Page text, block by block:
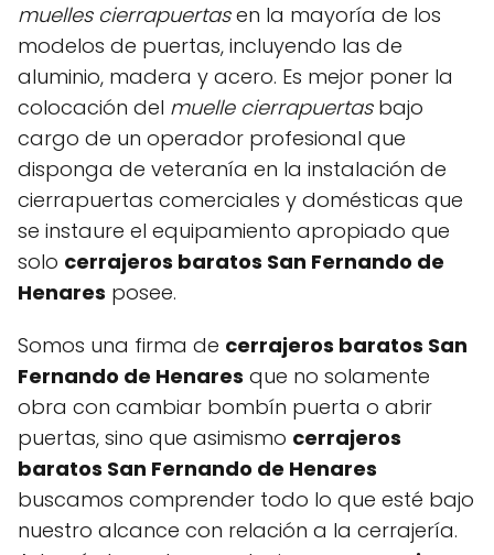
muelles cierrapuertasen la mayoría de los
modelos de puertas, incluyendo las de
aluminio, madera y acero. Es mejor poner la
colocación del muelle cierrapuertasbajo
cargo de un operador profesional que
disponga de veteranía en la instalación de
cierrapuertas comerciales y domésticas que
se instaure el equipamiento apropiado que
solo cerrajeros baratos San Fernando de
Henares posee.
Somos una firma de cerrajeros baratos San
Fernando de Henares que no solamente
obra con cambiar bombín puerta o abrir
puertas, sino que asimismo cerrajeros
baratos San Fernando de Henares
buscamos comprender todo lo que esté bajo
nuestro alcance con relación a la cerrajería.